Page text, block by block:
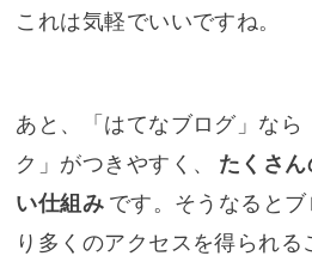
これは気軽でいいですね。
あと、「はてなブログ」なら
ク」がつきやすく、
たくさ
い仕組み です。そうなると
り多くのアクセスを得られる